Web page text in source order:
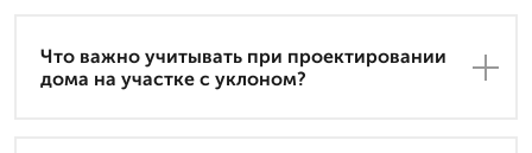
Что важно учитывать при проектировании
дома на участке с уклоном?